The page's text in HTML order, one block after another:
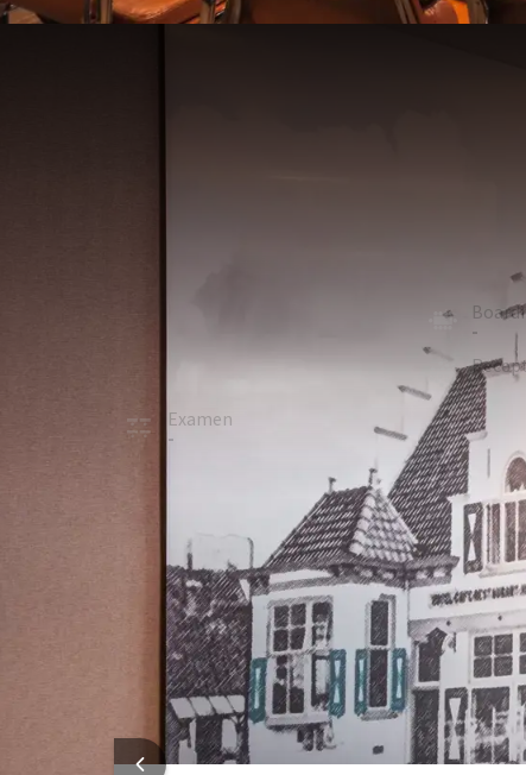
Het Haagsche Schouw is multifunctioneel; iedere
projectiescherm en is voorzien van daglicht,
-
School
-
Examen
-
Cabaret
27
ZAAL
Daglicht
Beamer
Optionele faciliteiten
Flip-over (Op aanvraag)
Technische support (Op aanvraag)
Laser pointer (Op aanvraag)